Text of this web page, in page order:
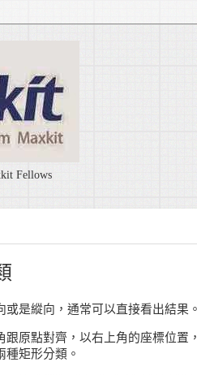
Fellows
或是縱向，通常可以直接看出結果。
跟原點對齊，以右上角的座標位置
種矩形分類。